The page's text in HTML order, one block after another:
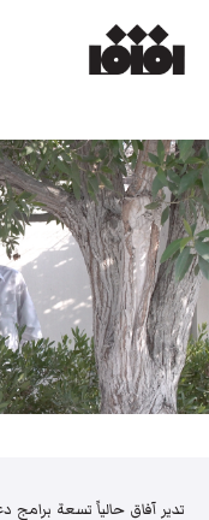
تدير آفاق حالياً تسعة